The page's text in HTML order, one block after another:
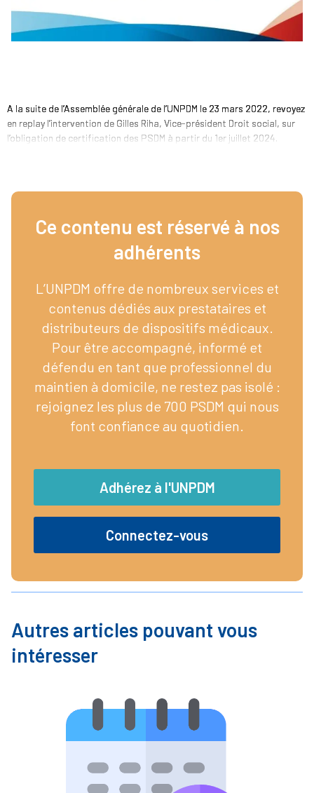
A la suite de l’Assemblée générale de l’UNPDM le 23 mars 2022, revoyez
en replay l’intervention de Gilles Riha, Vice-président Droit social, sur
l’obligation de certification des PSDM à partir du 1er juillet 2024.
Ce contenu est réservé à nos
adhérents​
L’UNPDM offre de nombreux services et
contenus dédiés aux prestataires et
distributeurs de dispositifs médicaux.
Pour être accompagné, informé et
défendu en tant que professionnel du
maintien à domicile, ne restez pas isolé :
rejoignez les plus de 700 PSDM qui nous
font confiance au quotidien.
Adhérez à l'UNPDM
Connectez-vous
Autres articles pouvant vous
intéresser